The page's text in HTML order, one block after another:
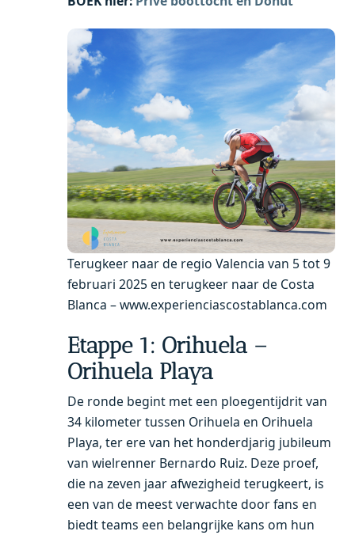
Terugkeer naar de regio Valencia van 5 tot 9
februari 2025 en terugkeer naar de Costa
Blanca – www.experienciascostablanca.com
Etappe 1: Orihuela –
Orihuela Playa
De ronde begint met een ploegentijdrit van
34 kilometer tussen Orihuela en Orihuela
Playa, ter ere van het honderdjarig jubileum
van wielrenner Bernardo Ruiz. Deze proef,
die na zeven jaar afwezigheid terugkeert, is
een van de meest verwachte door fans en
biedt teams een belangrijke kans om hun